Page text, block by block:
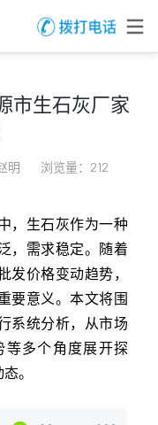
市生石灰厂家
明 浏览量：212
，生石灰作为一种
，需求稳定。随着
发价格变动趋势，
要意义。本文将围
系统分析，从市场
多个角度展开探
。